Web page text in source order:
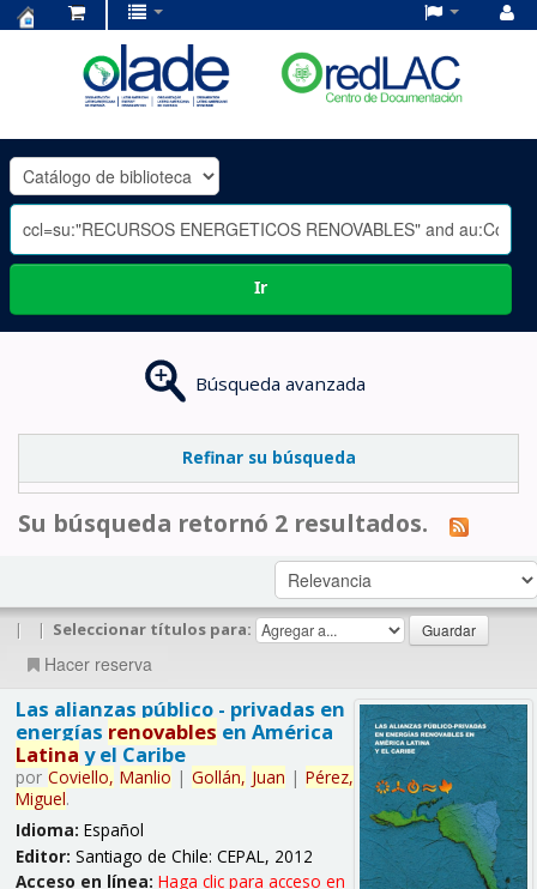
OLADE
-
Ir
Búsqueda avanzada
Refinar su búsqueda
Su búsqueda retornó 2 resultados.
| | Seleccionar títulos para:
Hacer reserva
Las alianzas público - privadas en
energías renovables en América
Latina y el Caribe
por Coviello, Manlio | Gollán, Juan | Pérez,
Miguel.
Idioma: Español
Editor: Santiago de Chile: CEPAL, 2012
Acceso en línea: Haga clic para acceso en